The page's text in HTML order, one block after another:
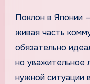
Поклон в Японии
живая часть
обязательно
но уважительное
нужной ситуации